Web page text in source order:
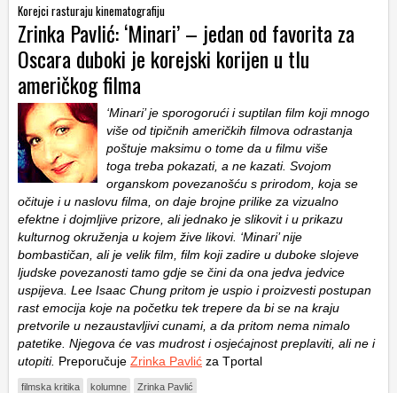
Korejci rasturaju kinematografiju
Zrinka Pavlić: ‘Minari’ – jedan od favorita za
Oscara duboki je korejski korijen u tlu
američkog filma
‘Minari’ je sporogorući i suptilan film koji mnogo
više od tipičnih američkih filmova odrastanja
poštuje maksimu o tome da u filmu više
toga treba pokazati, a ne kazati. Svojom
organskom povezanošću s prirodom, koja se
očituje i u naslovu filma, on daje brojne prilike za vizualno
efektne i dojmljive prizore, ali jednako je slikovit i u prikazu
kulturnog okruženja u kojem žive likovi. ‘Minari’ nije
bombastičan, ali je velik film, film koji zadire u duboke slojeve
ljudske povezanosti tamo gdje se čini da ona jedva jedvice
uspijeva. Lee Isaac Chung pritom je uspio i proizvesti postupan
rast emocija koje na početku tek trepere da bi se na kraju
pretvorile u nezaustavljivi cunami, a da pritom nema nimalo
patetike. Njegova će vas mudrost i osjećajnost preplaviti, ali ne i
utopiti. Preporučuje Zrinka Pavlić za Tportal
filmska kritika kolumne Zrinka Pavlić